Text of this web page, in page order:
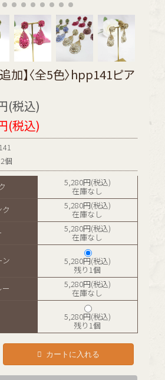
加】〈全5色〉hpp141ピア
(税込)
(税込)
個
5,280円(税込)
在庫なし
ク
5,280円(税込)
在庫なし
5,280円(税込)
在庫なし
ン
5,280円(税込)
残り1個
ー
5,280円(税込)
在庫なし
5,280円(税込)
残り1個
カートに入れる